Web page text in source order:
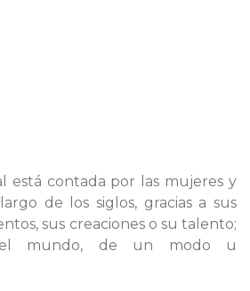
está contada por las mujeres y
de los siglos, gracias a sus
sus creaciones o su talento;
mundo, de un modo u